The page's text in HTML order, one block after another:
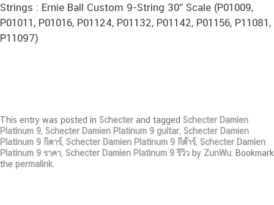
Strings : Ernie Ball Custom 9-String 30″ Scale (P01009,
P01011, P01016, P01124, P01132, P01142, P01156, P11081,
P11097)
This entry was posted in Schecter and tagged Schecter Damien
Platinum 9, Schecter Damien Platinum 9 guitar, Schecter Damien
Platinum 9 กีตาร์, Schecter Damien Platinum 9 กีต้าร์, Schecter Damien
Platinum 9 ราคา, Schecter Damien Platinum 9 รีวิว by ZunWu. Bookmark
the permalink.